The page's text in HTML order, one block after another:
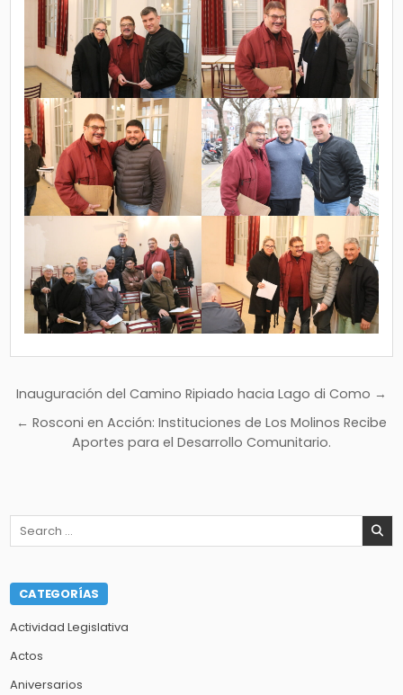
Navegación
de
entradas
Inauguración del Camino Ripiado hacia Lago di Como →
← Rosconi en Acción: Instituciones de Los Molinos Recibe
Aportes para el Desarrollo Comunitario.
Search
CATEGORÍAS
Actividad Legislativa
Actos
Aniversarios